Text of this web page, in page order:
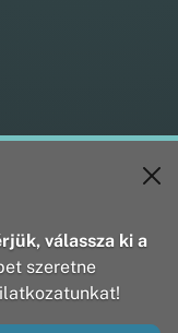
válassza ki a
szeretne